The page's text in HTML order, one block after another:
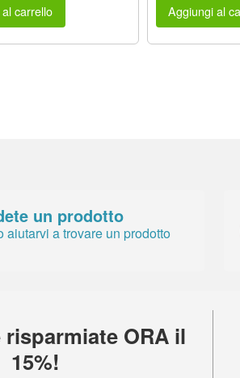
carrello Aggiungi al
un prodotto
aiutarvi a trovare un prodotto
ORA il
15%!